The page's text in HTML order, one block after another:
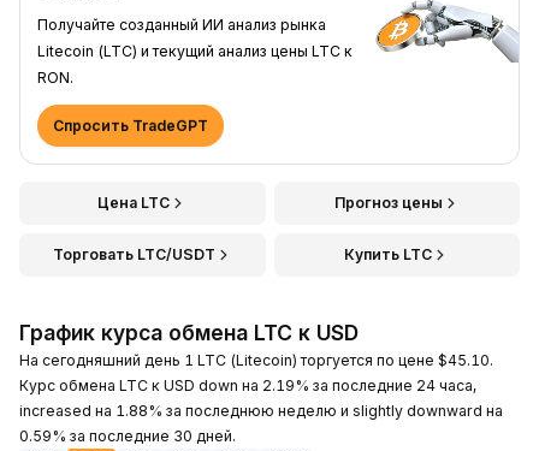
Получайте созданный ИИ анализ рынка
Litecoin (LTC) и текущий анализ цены LTC к
RON.
Спросить TradeGPT
Цена LTC Прогноз цены
Торговать LTC/USDT Купить LTC
График курса обмена LTC к USD
На сегодняшний день 1 LTC (Litecoin) торгуется по цене $45.10.
Курс обмена LTC к USD down на 2.19% за последние 24 часа,
increased на 1.88% за последнюю неделю и slightly downward на
0.59% за последние 30 дней.